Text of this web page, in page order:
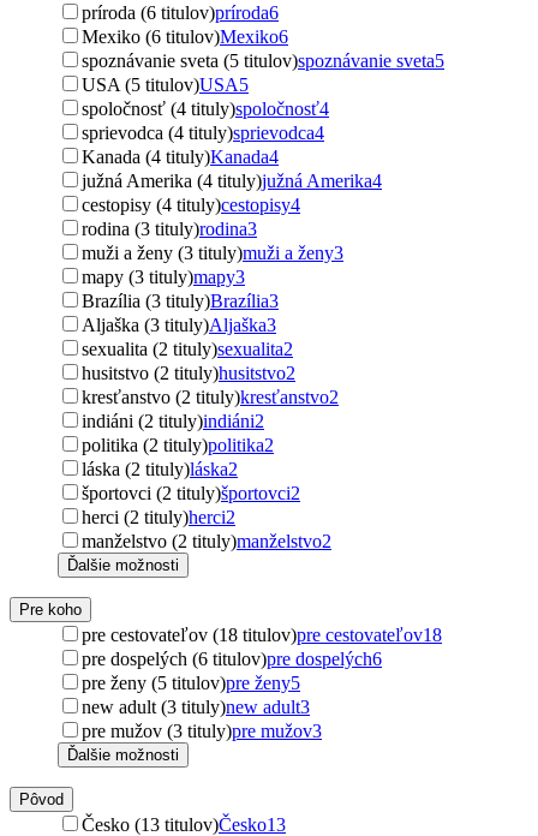
príroda (6 titulov)príroda6
Mexiko (6 titulov)Mexiko6
spoznávanie sveta (5 titulov)spoznávanie sveta5
USA (5 titulov)USA5
spoločnosť (4 tituly)spoločnosť4
sprievodca (4 tituly)sprievodca4
Kanada (4 tituly)Kanada4
južná Amerika (4 tituly)južná Amerika4
cestopisy (4 tituly)cestopisy4
rodina (3 tituly)rodina3
muži a ženy (3 tituly)muži a ženy3
mapy (3 tituly)mapy3
Brazília (3 tituly)Brazília3
Aljaška (3 tituly)Aljaška3
sexualita (2 tituly)sexualita2
husitstvo (2 tituly)husitstvo2
kresťanstvo (2 tituly)kresťanstvo2
indiáni (2 tituly)indiáni2
politika (2 tituly)politika2
láska (2 tituly)láska2
športovci (2 tituly)športovci2
herci (2 tituly)herci2
manželstvo (2 tituly)manželstvo2
Ďalšie možnosti
Pre koho
pre cestovateľov (18 titulov)pre cestovateľov18
pre dospelých (6 titulov)pre dospelých6
pre ženy (5 titulov)pre ženy5
new adult (3 tituly)new adult3
pre mužov (3 tituly)pre mužov3
Ďalšie možnosti
Pôvod
Česko (13 titulov)Česko13